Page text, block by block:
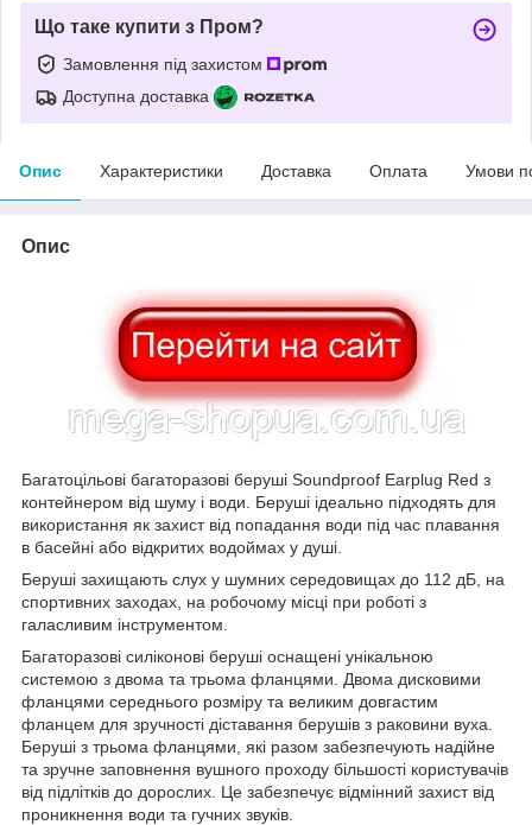
Що таке купити з Пром?
Замовлення під захистом
Доступна доставка
Опис Характеристики Доставка Оплата Умови
Опис
Багатоцільові багаторазові беруші Soundproof Earplug Red з
контейнером від шуму і води. Беруші ідеально підходять для
використання як захист від попадання води під час плавання
в басейні або відкритих водоймах у душі.
Беруші захищають слух у шумних середовищах до 112 дБ, на
спортивних заходах, на робочому місці при роботі з
галасливим інструментом.
Багаторазові силіконові беруші оснащені унікальною
системою з двома та трьома фланцями. Двома дисковими
фланцями середнього розміру та великим довгастим
фланцем для зручності діставання берушів з раковини вуха.
Беруші з трьома фланцями, які разом забезпечують надійне
та зручне заповнення вушного проходу більшості користувачів
від підлітків до дорослих. Це забезпечує відмінний захист від
проникнення води та гучних звуків.